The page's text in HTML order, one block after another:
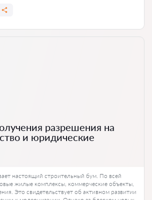
разрешения на
и юридические
настоящий строительный бум. По всей
жилые комплексы, коммерческие объекты,
Это свидетельствует об активном развитии